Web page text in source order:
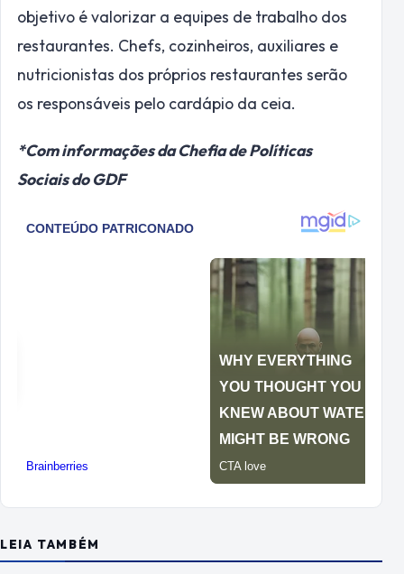
objetivo é valorizar a equipes de trabalho dos
restaurantes. Chefs, cozinheiros, auxiliares e
nutricionistas dos próprios restaurantes serão
os responsáveis pelo cardápio da ceia.
*Com informações da Chefia de Políticas
Sociais do GDF
LEIA TAMBÉM